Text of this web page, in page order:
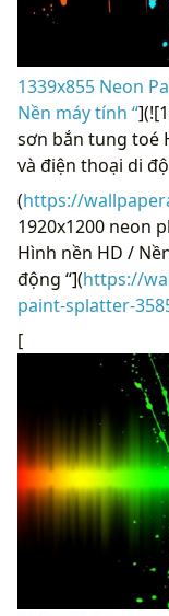
1339x855 Neon
Nền máy tính “
sơn bắn tung toé
và điện thoại di
(https://
1920x1200 neon
Hình nền HD /
động “](https://
paint-splatter-
[